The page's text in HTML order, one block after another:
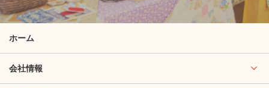
ホーム
会社情報